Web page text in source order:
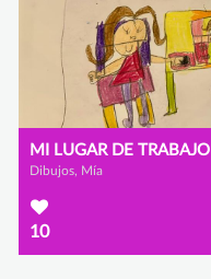
MI LUGAR DE TRABAJO
Dibujos, Mía
10